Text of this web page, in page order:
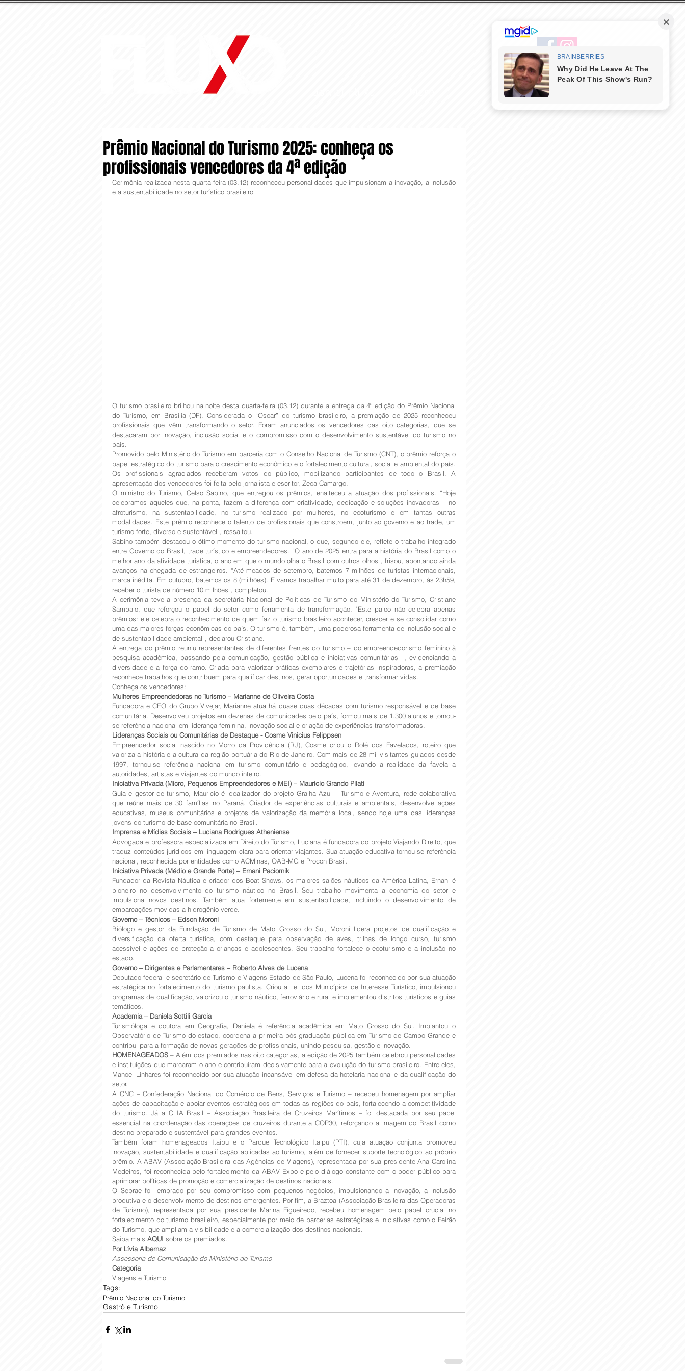
Prêmio Nacional do Turismo 2025: conheça os
profissionais vencedores da 4ª edição
Cerimônia realizada nesta quarta-feira (03.12) reconheceu personalidades que impulsionam a inovação, a inclusão
e a sustentabilidade no setor turístico brasileiro
O turismo brasileiro brilhou na noite desta quarta-feira (03.12) durante a entrega da 4ª edição do Prêmio Nacional
do Turismo, em Brasília (DF). Considerada o “Oscar” do turismo brasileiro, a premiação de 2025 reconheceu
profissionais que vêm transformando o setor. Foram anunciados os vencedores das oito categorias, que se
destacaram por inovação, inclusão social e o compromisso com o desenvolvimento sustentável do turismo no
país.
Promovido pelo Ministério do Turismo em parceria com o Conselho Nacional de Turismo (CNT), o prêmio reforça o
papel estratégico do turismo para o crescimento econômico e o fortalecimento cultural, social e ambiental do país.
Os profissionais agraciados receberam votos do público, mobilizando participantes de todo o Brasil. A
apresentação dos vencedores foi feita pelo jornalista e escritor, Zeca Camargo.
O ministro do Turismo, Celso Sabino, que entregou os prêmios, enalteceu a atuação dos profissionais. “Hoje
celebramos aqueles que, na ponta, fazem a diferença com criatividade, dedicação e soluções inovadoras – no
afroturismo, na sustentabilidade, no turismo realizado por mulheres, no ecoturismo e em tantas outras
modalidades. Este prêmio reconhece o talento de profissionais que constroem, junto ao governo e ao trade, um
turismo forte, diverso e sustentável”, ressaltou.
Sabino também destacou o ótimo momento do turismo nacional, o que, segundo ele, reflete o trabalho integrado
entre Governo do Brasil, trade turístico e empreendedores. “O ano de 2025 entra para a história do Brasil como o
melhor ano da atividade turística, o ano em que o mundo olha o Brasil com outros olhos”, frisou, apontando ainda
avanços na chegada de estrangeiros. “Até meados de setembro, batemos 7 milhões de turistas internacionais,
marca inédita. Em outubro, batemos os 8 (milhões). E vamos trabalhar muito para até 31 de dezembro, às 23h59,
receber o turista de número 10 milhões”, completou.
A cerimônia teve a presença da secretária Nacional de Políticas de Turismo do Ministério do Turismo, Cristiane
Sampaio, que reforçou o papel do setor como ferramenta de transformação. "Este palco não celebra apenas
prêmios: ele celebra o reconhecimento de quem faz o turismo brasileiro acontecer, crescer e se consolidar como
uma das maiores forças econômicas do país. O turismo é, também, uma poderosa ferramenta de inclusão social e
de sustentabilidade ambiental”, declarou Cristiane.
A entrega do prêmio reuniu representantes de diferentes frentes do turismo – do empreendedorismo feminino à
pesquisa acadêmica, passando pela comunicação, gestão pública e iniciativas comunitárias –, evidenciando a
diversidade e a força do ramo. Criada para valorizar práticas exemplares e trajetórias inspiradoras, a premiação
reconhece trabalhos que contribuem para qualificar destinos, gerar oportunidades e transformar vidas.
Conheça os vencedores:
Mulheres Empreendedoras no Turismo – Marianne de Oliveira Costa
Fundadora e CEO do Grupo Vivejar, Marianne atua há quase duas décadas com turismo responsável e de base
comunitária. Desenvolveu projetos em dezenas de comunidades pelo país, formou mais de 1.300 alunos e tornou-
se referência nacional em liderança feminina, inovação social e criação de experiências transformadoras.
Lideranças Sociais ou Comunitárias de Destaque - Cosme Vinicius Felippsen
Empreendedor social nascido no Morro da Providência (RJ), Cosme criou o Rolé dos Favelados, roteiro que
valoriza a história e a cultura da região portuária do Rio de Janeiro. Com mais de 28 mil visitantes guiados desde
1997, tornou-se referência nacional em turismo comunitário e pedagógico, levando a realidade da favela a
autoridades, artistas e viajantes do mundo inteiro.
Iniciativa Privada (Micro, Pequenos Empreendedores e MEI) – Mauricio Grando Pilati
Guia e gestor de turismo, Mauricio é idealizador do projeto Gralha Azul – Turismo e Aventura, rede colaborativa
que reúne mais de 30 famílias no Paraná. Criador de experiências culturais e ambientais, desenvolve ações
educativas, museus comunitários e projetos de valorização da memória local, sendo hoje uma das lideranças
jovens do turismo de base comunitária no Brasil.
Imprensa e Mídias Sociais – Luciana Rodrigues Atheniense
Advogada e professora especializada em Direito do Turismo, Luciana é fundadora do projeto Viajando Direito, que
traduz conteúdos jurídicos em linguagem clara para orientar viajantes. Sua atuação educativa tornou-se referência
nacional, reconhecida por entidades como ACMinas, OAB-MG e Procon Brasil.
Iniciativa Privada (Médio e Grande Porte) – Ernani Paciornik
Fundador da Revista Náutica e criador dos Boat Shows, os maiores salões náuticos da América Latina, Ernani é
pioneiro no desenvolvimento do turismo náutico no Brasil. Seu trabalho movimenta a economia do setor e
impulsiona novos destinos. Também atua fortemente em sustentabilidade, incluindo o desenvolvimento de
embarcações movidas a hidrogênio verde.
Governo – Técnicos – Edson Moroni
Biólogo e gestor da Fundação de Turismo de Mato Grosso do Sul, Moroni lidera projetos de qualificação e
diversificação da oferta turística, com destaque para observação de aves, trilhas de longo curso, turismo
acessível e ações de proteção a crianças e adolescentes. Seu trabalho fortalece o ecoturismo e a inclusão no
estado.
Governo – Dirigentes e Parlamentares – Roberto Alves de Lucena
Deputado federal e secretário de Turismo e Viagens Estado de São Paulo, Lucena foi reconhecido por sua atuação
estratégica no fortalecimento do turismo paulista. Criou a Lei dos Municípios de Interesse Turístico, impulsionou
programas de qualificação, valorizou o turismo náutico, ferroviário e rural e implementou distritos turísticos e guias
temáticos.
Academia – Daniela Sottili Garcia
Turismóloga e doutora em Geografia, Daniela é referência acadêmica em Mato Grosso do Sul. Implantou o
Observatório de Turismo do estado, coordena a primeira pós-graduação pública em Turismo de Campo Grande e
contribui para a formação de novas gerações de profissionais, unindo pesquisa, gestão e inovação.
HOMENAGEADOS – Além dos premiados nas oito categorias, a edição de 2025 também celebrou personalidades
e instituições que marcaram o ano e contribuíram decisivamente para a evolução do turismo brasileiro. Entre eles,
Manoel Linhares foi reconhecido por sua atuação incansável em defesa da hotelaria nacional e da qualificação do
setor.
A CNC – Confederação Nacional do Comércio de Bens, Serviços e Turismo – recebeu homenagem por ampliar
ações de capacitação e apoiar eventos estratégicos em todas as regiões do país, fortalecendo a competitividade
do turismo. Já a CLIA Brasil – Associação Brasileira de Cruzeiros Marítimos – foi destacada por seu papel
essencial na coordenação das operações de cruzeiros durante a COP30, reforçando a imagem do Brasil como
destino preparado e sustentável para grandes eventos.
Também foram homenageados Itaipu e o Parque Tecnológico Itaipu (PTI), cuja atuação conjunta promoveu
inovação, sustentabilidade e qualificação aplicadas ao turismo, além de fornecer suporte tecnológico ao próprio
prêmio. A ABAV (Associação Brasileira das Agências de Viagens), representada por sua presidente Ana Carolina
Medeiros, foi reconhecida pelo fortalecimento da ABAV Expo e pelo diálogo constante com o poder público para
aprimorar políticas de promoção e comercialização de destinos nacionais.
O Sebrae foi lembrado por seu compromisso com pequenos negócios, impulsionando a inovação, a inclusão
produtiva e o desenvolvimento de destinos emergentes. Por fim, a Braztoa (Associação Brasileira das Operadoras
de Turismo), representada por sua presidente Marina Figueiredo, recebeu homenagem pelo papel crucial no
fortalecimento do turismo brasileiro, especialmente por meio de parcerias estratégicas e iniciativas como o Feirão
do Turismo, que ampliam a visibilidade e a comercialização dos destinos nacionais.
Saiba mais AQUI sobre os premiados.
Por Lívia Albernaz
Assessoria de Comunicação do Ministério do Turismo
Categoria
Viagens e Turismo
Tags:
Prêmio Nacional do Turismo
Gastrô e Turismo